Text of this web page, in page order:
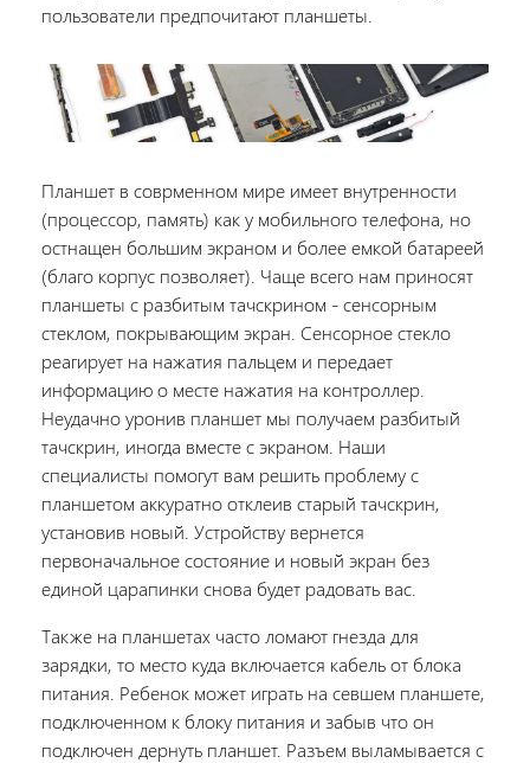
пользователи предпочитают планшеты.
Планшет в соврменном мире имеет внутренности
(процессор, память) как у мобильного телефона, но
остнащен большим экраном и более емкой батареей
(благо корпус позволяет). Чаще всего нам приносят
планшеты с разбитым тачскрином - сенсорным
стеклом, покрывающим экран. Сенсорное стекло
реагирует на нажатия пальцем и передает
информацию о месте нажатия на контроллер.
Неудачно уронив планшет мы получаем разбитый
тачскрин, иногда вместе с экраном. Наши
специалисты помогут вам решить проблему с
планшетом аккуратно отклеив старый тачскрин,
установив новый. Устройству вернется
первоначальное состояние и новый экран без
единой царапинки снова будет радовать вас.
Также на планшетах часто ломают гнезда для
зарядки, то место куда включается кабель от блока
питания. Ребенок может играть на севшем планшете,
подключенном к блоку питания и забыв что он
подключен дернуть планшет. Разъем выламывается с